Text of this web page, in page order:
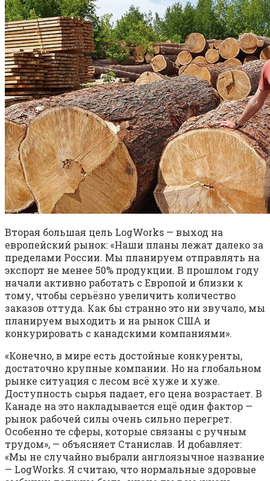
Вторая большая цель LogWorks — выход на
европейский рынок: «Наши планы лежат далеко за
пределами России. Мы планируем отправлять на
экспорт не менее 50% продукции. В прошлом году
начали активно работать с Европой и близки к
тому, чтобы серьёзно увеличить количество
заказов оттуда. Как бы странно это ни звучало, мы
планируем выходить и на рынок США и
конкурировать с канадскими компаниями».
«Конечно, в мире есть достойные конкуренты,
достаточно крупные компании. Но на глобальном
рынке ситуация с лесом всё хуже и хуже.
Доступность сырья падает, его цена возрастает. В
Канаде на это накладывается ещё один фактор —
рынок рабочей силы очень сильно перегрет.
Особенно те сферы, которые связаны с ручным
трудом», — объясняет Станислав. И добавляет:
«Мы не случайно выбрали англоязычное название
— LogWorks. Я считаю, что нормальные здоровые